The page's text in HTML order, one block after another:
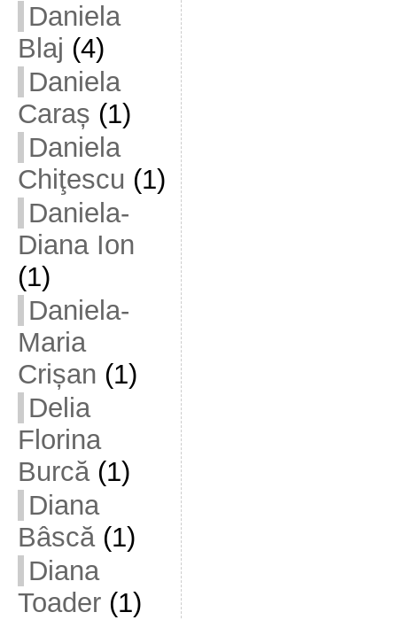
Daniela
Blaj (4)
Daniela
Caraș (1)
Daniela
Chiţescu (1)
Daniela-
Diana Ion
(1)
Daniela-
Maria
Crișan (1)
Delia
Florina
Burcă(1)
Diana
Bâscă(1)
Diana
Toader(1)